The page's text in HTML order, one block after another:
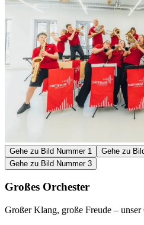
Gehe zu Bild Nummer 1
Gehe zu
Gehe zu Bild Nummer 3
Großes Orchester
Großer Klang, große Freude –